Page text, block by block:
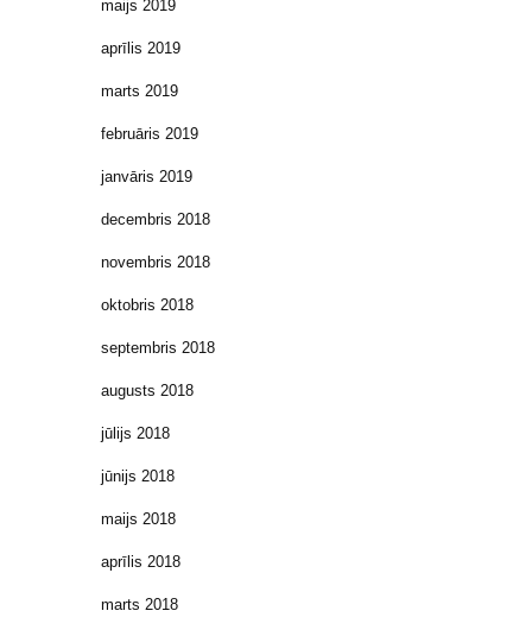
maijs 2019
aprīlis 2019
marts 2019
februāris 2019
janvāris 2019
decembris 2018
novembris 2018
oktobris 2018
septembris 2018
augusts 2018
jūlijs 2018
jūnijs 2018
maijs 2018
aprīlis 2018
marts 2018